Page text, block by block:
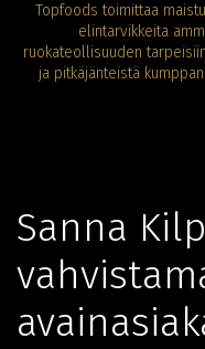
Topfoods toimittaa
elintarvikkeita
ruokateollisuuden
ja pitkäjänteistä
Sanna